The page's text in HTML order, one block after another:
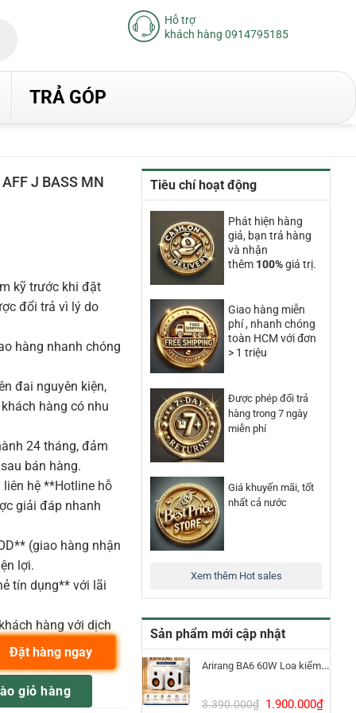
Hỗ trợ
khách hàng 0914795185
TRẢ GÓP
Tiêu chí hoạt động
Phát hiện hàng
giả, bạn trả hàng
và nhận
thêm 100%giá trị.
Giao hàng miễn
phí , nhanh chóng
toàn HCM với đơn
> 1 triệu
Được phép đổi trả
hàng trong 7 ngày
miễn phí
Giá khuyến mãi, tốt
nhất cả nước
Xem thêm Hot sales
Sản phẩm mới cập nhật
Arirang BA6 60W Loa kiểm âm Bluetooth 5.3
3.390.000₫ Giá
1.900.000₫Giá
J BASS MN
kỹ trước khi đặt
đổi trả vì lý do
hàng nhanh chóng
đai nguyên kiện,
hàng có nhu
24 tháng, đảm
bán hàng.
hệ **Hotline hỗ
giải đáp nhanh
(giao hàng nhận
lợi.
tín dụng** với lãi
hàng với dịch
BASS MN WPG 3TS 0378602500 số lượng
giỏ hàng
Đặt hàng ngay